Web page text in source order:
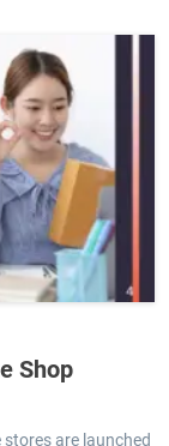
Shop
stores are launched